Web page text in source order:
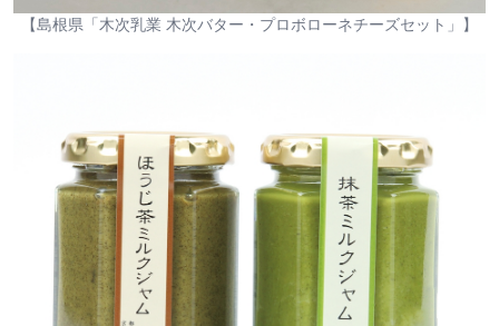
【島根県「木次乳業 木次バター・プロボローネチーズセット」】